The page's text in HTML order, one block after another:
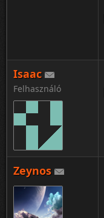
Isaac
Felhasználó
Zeynos